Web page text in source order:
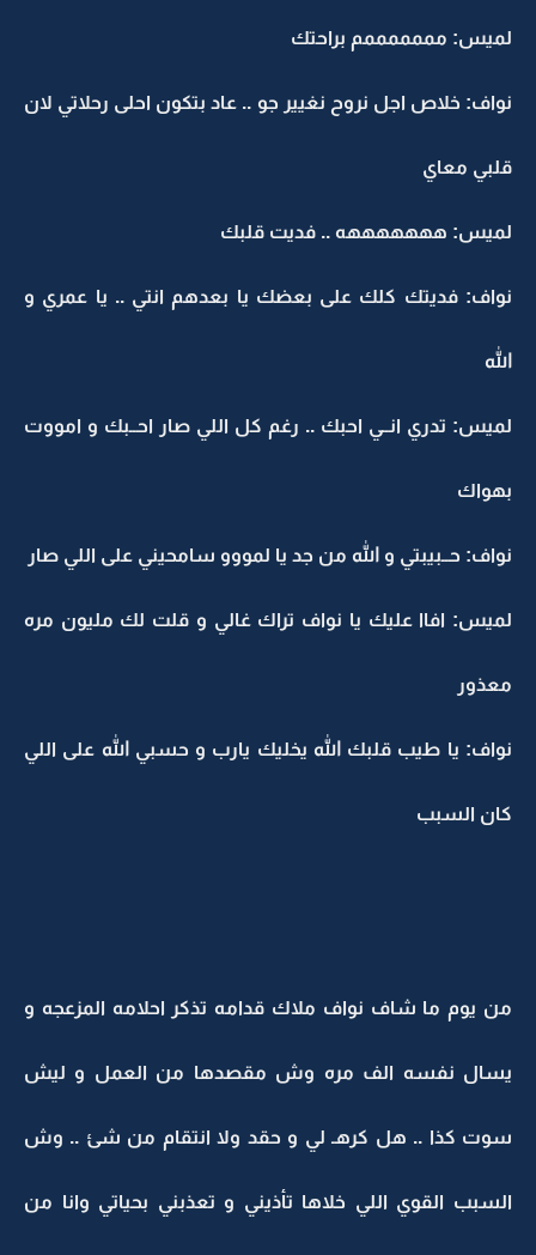
لميس: مممممممم براحتك
نواف: خلاص اجل نروح نغيير جو .. عاد بتكون احلى رحلاتي لان
قلبي معاي
لميس: هههههههه .. فديت قلبك
نواف: فديتك كلك على بعضك يا بعدهم انتي .. يا عمري و
الله
لميس: تدري انــي احبك .. رغم كل اللي صار احــبك و امووت
بهواك
نواف: حــبيبتي و الله من جد يا لمووو سامحيني على اللي صار
لميس: افاا عليك يا نواف تراك غالي و قلت لك مليون مره
معذور
نواف: يا طيب قلبك الله يخليك يارب و حسبي الله على اللي
كان السبب
من يوم ما شاف نواف ملاك قدامه تذكر احلامه المزعجه و
يسال نفسه الف مره وش مقصدها من العمل و ليش
سوت كذا .. هل كرهـ لي و حقد ولا انتقام من شئ .. وش
السبب القوي اللي خلاها تأذيني و تعذبني بحياتي وانا من